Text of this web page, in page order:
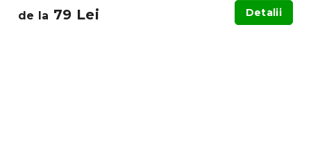
de la 79 Lei Detalii